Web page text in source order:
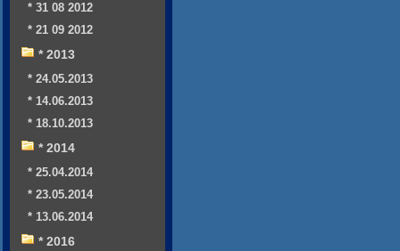
* 31 08 2012
* 21 09 2012
* 2013
* 24.05.2013
* 14.06.2013
* 18.10.2013
* 2014
* 25.04.2014
* 23.05.2014
* 13.06.2014
* 2016